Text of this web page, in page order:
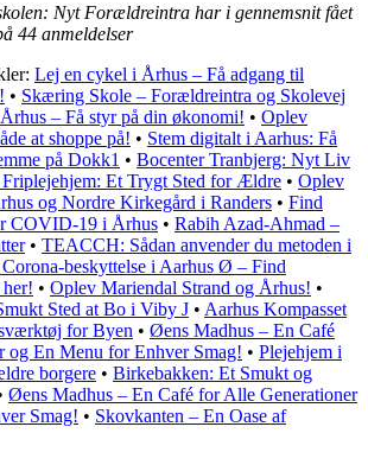
Nyt Forældreintra har i gennemsnit fået
44 anmeldelser
Lej en cykel i Århus – Få adgang til
• Skæring Skole – Forældreintra og Skolevej
– Få styr på din økonomi! • Oplev
at shoppe på! • Stem digitalt i Aarhus: Få
på Dokk1 • Bocenter Tranbjerg: Nyt Liv
Friplejehjem: Et Trygt Sted for Ældre • Oplev
og Nordre Kirkegård i Randers • Find
COVID-19 i Århus • Rabih Azad-Ahmad –
• TEACCH: Sådan anvender du metoden i
beskyttelse i Aarhus Ø – Find
her! • Oplev Mariendal Strand og Århus! •
Sted at Bo i Viby J • Aarhus Kompasset
for Byen • Øens Madhus – En Café
og En Menu for Enhver Smag! • Plejehjem i
borgere • Birkebakken: Et Smukt og
Øens Madhus – En Café for Alle Generationer
Smag! • Skovkanten – En Oase af